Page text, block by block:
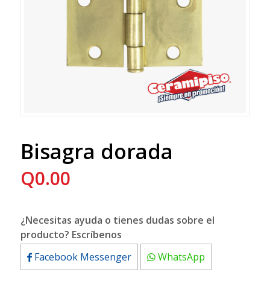
Bisagra dorada
Q0.00
¿Necesitas ayuda o tienes dudas sobre el
producto? Escríbenos
Facebook Messenger
WhatsApp